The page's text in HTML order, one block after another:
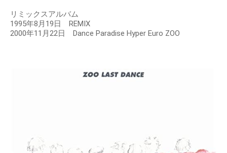
リミックスアルバム
1995年8月19日 REMIX
2000年11月22日 Dance Paradise Hyper Euro ZOO